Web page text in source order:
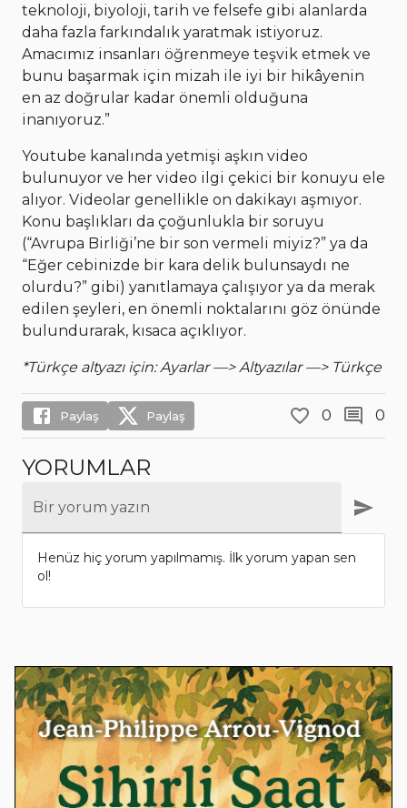
teknoloji, biyoloji, tarih ve felsefe gibi alanlarda
daha fazla farkındalık yaratmak istiyoruz.
Amacımız insanları öğrenmeye teşvik etmek ve
bunu başarmak için mizah ile iyi bir hikâyenin
en az doğrular kadar önemli olduğuna
inanıyoruz.”
Youtube kanalında yetmişi aşkın video
bulunuyor ve her video ilgi çekici bir konuyu ele
alıyor. Videolar genellikle on dakikayı aşmıyor.
Konu başlıkları da çoğunlukla bir soruyu
(“Avrupa Birliği’ne bir son vermeli miyiz?” ya da
“Eğer cebinizde bir kara delik bulunsaydı ne
olurdu?” gibi) yanıtlamaya çalışıyor ya da merak
edilen şeyleri, en önemli noktalarını göz önünde
bulundurarak, kısaca açıklıyor.
*Türkçe altyazı için: Ayarlar —> Altyazılar —> Türkçe
Paylaş Paylaş 0 0
YORUMLAR
Bir yorum yazın
Henüz hiç yorum yapılmamış. İlk yorum yapan sen
ol!